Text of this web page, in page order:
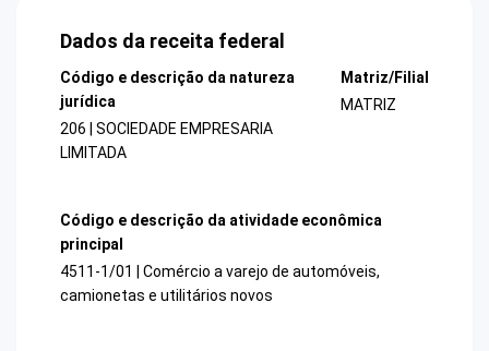
Dados da receita federal
Código e descrição da natureza
jurídica
206 | SOCIEDADE EMPRESARIA
LIMITADA
Matriz/Filial
MATRIZ
Código e descrição da atividade econômica
principal
4511-1/01 | Comércio a varejo de automóveis,
camionetas e utilitários novos